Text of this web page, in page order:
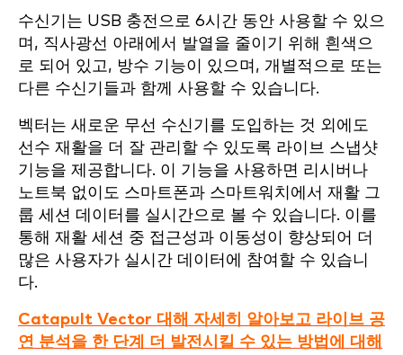
수신기는 USB 충전으로 6시간 동안 사용할 수 있으
며, 직사광선 아래에서 발열을 줄이기 위해 흰색으
로 되어 있고, 방수 기능이 있으며, 개별적으로 또는
다른 수신기들과 함께 사용할 수 있습니다.
벡터는 새로운 무선 수신기를 도입하는 것 외에도
선수 재활을 더 잘 관리할 수 있도록 라이브 스냅샷
기능을 제공합니다. 이 기능을 사용하면 리시버나
노트북 없이도 스마트폰과 스마트워치에서 재활 그
룹 세션 데이터를 실시간으로 볼 수 있습니다. 이를
통해 재활 세션 중 접근성과 이동성이 향상되어 더
많은 사용자가 실시간 데이터에 참여할 수 있습니
다.
Catapult Vector 대해 자세히 알아보고 라이브 공
연 분석을 한 단계 더 발전시킬 수 있는 방법에 대해